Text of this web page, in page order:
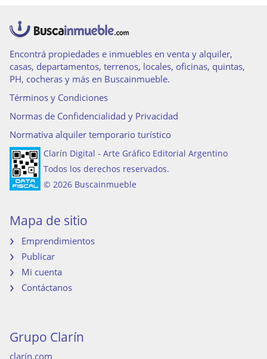
Encontrá propiedades e inmuebles en venta y alquiler,
casas, departamentos, terrenos, locales, oficinas, quintas,
PH, cocheras y más en Buscainmueble.
Términos y Condiciones
Normas de Confidencialidad y Privacidad
Normativa alquiler temporario turístico
Clarín Digital - Arte Gráfico Editorial Argentino
Todos los derechos reservados.
© 2026 Buscainmueble
Mapa de sitio
Emprendimientos
Publicar
Mi cuenta
Contáctanos
Grupo Clarín
clarín.com